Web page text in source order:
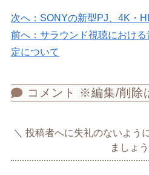
次へ：SONYの新型PJ、4K・
前へ：サラウンド視聴におけ
定について
コメント ※編集/削除
投稿者へに失礼のないよう
ましょう